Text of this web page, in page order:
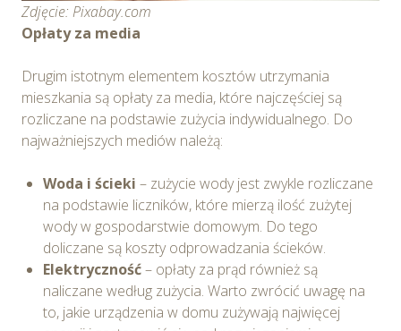
Zdjęcie: Pixabay.com
Opłaty za media
Drugim istotnym elementem kosztów utrzymania
mieszkania są opłaty za media, które najczęściej są
rozliczane na podstawie zużycia indywidualnego. Do
najważniejszych mediów należą:
Woda i ścieki – zużycie wody jest zwykle rozliczane
na podstawie liczników, które mierzą ilość zużytej
wody w gospodarstwie domowym. Do tego
doliczane są koszty odprowadzania ścieków.
Elektryczność– opłaty za prąd również są
naliczane według zużycia. Warto zwrócić uwagę na
to, jakie urządzenia w domu zużywają najwięcej